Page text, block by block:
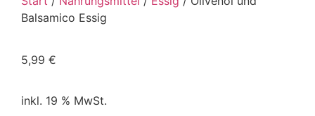
Balsamico Essig
5,99 €
inkl. 19 % MwSt.